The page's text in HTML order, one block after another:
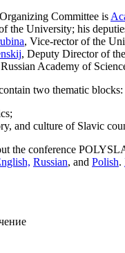
Committee is
the University; his
, Vice-rector of the
, Deputy Director of
Academy of
two thematic blocks:
and culture of Slavic
the conference
Russian, and Polish.